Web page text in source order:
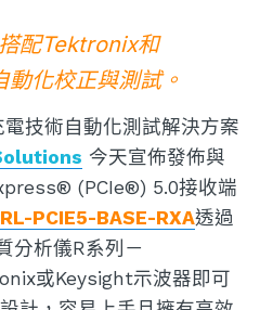
配Tektronix和
化校正與測試。
技術自動化測試解決方案
今天宣佈發佈與
(PCIe®) 5.0接收端
PCIE5-BASE-RXA透過
分析儀R系列－
或Keysight示波器即可